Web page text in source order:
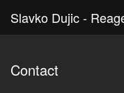
Slavko Dujic -
Contact